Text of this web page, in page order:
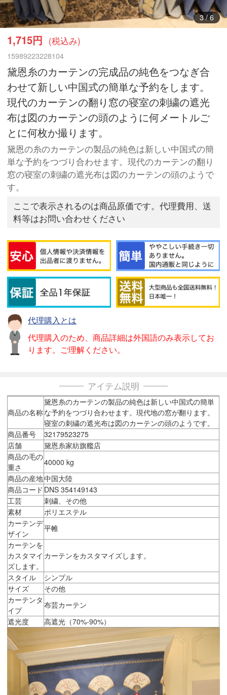
4/6
1,715円 (税込み)
15989223228104
黛恩糸のカーテンの完成品の純色をつなぎ合
わせて新しい中国式の簡単な予約をします。
現代のカーテンの翻り窓の寝室の刺繍の遮光
布は図のカーテンの頭のように何メートルご
とに何枚か撮ります。
黛恩の糸のカーテンの製品の純色は新しい中国式の簡
単な予約をつづり合わせます。現代のカーテンの翻り
窓の寝室の刺繍の遮光布は図のカーテンの頭のようで
す。
ここで表示されるのは商品原価です。代理費用、送
料等はお問い合わせください
代理購入とは
代理購入のため、商品詳細は外国語のみ表示してお
ります。ご理解ください。
アイテム説明
商品の名称
黛恩糸のカーテンの製品の純色は新しい中国式の簡単
な予約をつづり合わせます。現代地の窓が翻ります。
寝室の刺繍の遮光布は図のカーテンの頭のようです。
商品番号
32179523275
店舗
黛恩糸家紡旗艦店
商品の毛の
重さ
40000 kg
商品の産地中国大陸
商品コード DNS 354149143
工芸
刺繍、その他
素材
ポリエステル
カーテンデ
ザイン
平帷
カーテンを
カスタマイ
ズします。
カーテンをカスタマイズします。
スタイル
シンプル
サイズ
その他
カーテンタ
イプ
布芸カーテン
遮光度
高遮光（70%-90%）